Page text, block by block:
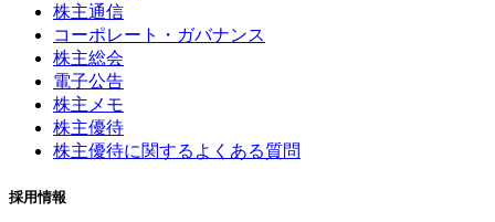
株主通信
コーポレート・ガバナンス
株主総会
電子公告
株主メモ
株主優待
株主優待に関するよくある質問
採用情報